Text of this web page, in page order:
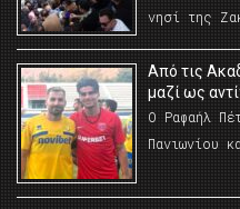
νησί της
Από τις
μαζί ως
Ο Ραφαήλ
Πανιωνίου